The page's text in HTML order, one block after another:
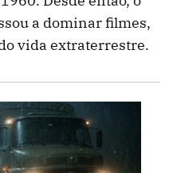
a dominar filmes,
vida extraterrestre.